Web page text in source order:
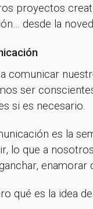
proyectos
desde la
comunicar
ser
si es necesario.
es la
lo que a
qué es la idea